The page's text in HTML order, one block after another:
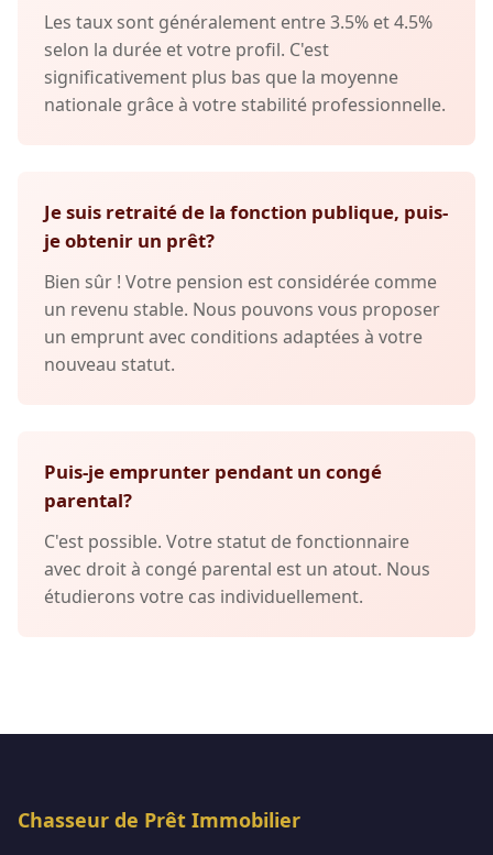
Les taux sont généralement entre 3.5% et 4.5%
selon la durée et votre profil. C'est
significativement plus bas que la moyenne
nationale grâce à votre stabilité professionnelle.
Je suis retraité de la fonction publique, puis-
je obtenir un prêt?
Bien sûr ! Votre pension est considérée comme
un revenu stable. Nous pouvons vous proposer
un emprunt avec conditions adaptées à votre
nouveau statut.
Puis-je emprunter pendant un congé
parental?
C'est possible. Votre statut de fonctionnaire
avec droit à congé parental est un atout. Nous
étudierons votre cas individuellement.
Chasseur de Prêt Immobilier